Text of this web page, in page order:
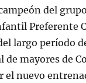
del
Preferente
largo período
de mayores de
el nuevo